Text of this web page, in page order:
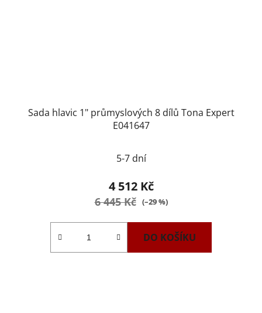
Sada hlavic 1" průmyslových 8 dílů Tona Expert
E041647
hodnocení
produktu
je
5-7 dní
4 512 Kč
6 445 Kč (–29 %)
DO KOŠÍKU